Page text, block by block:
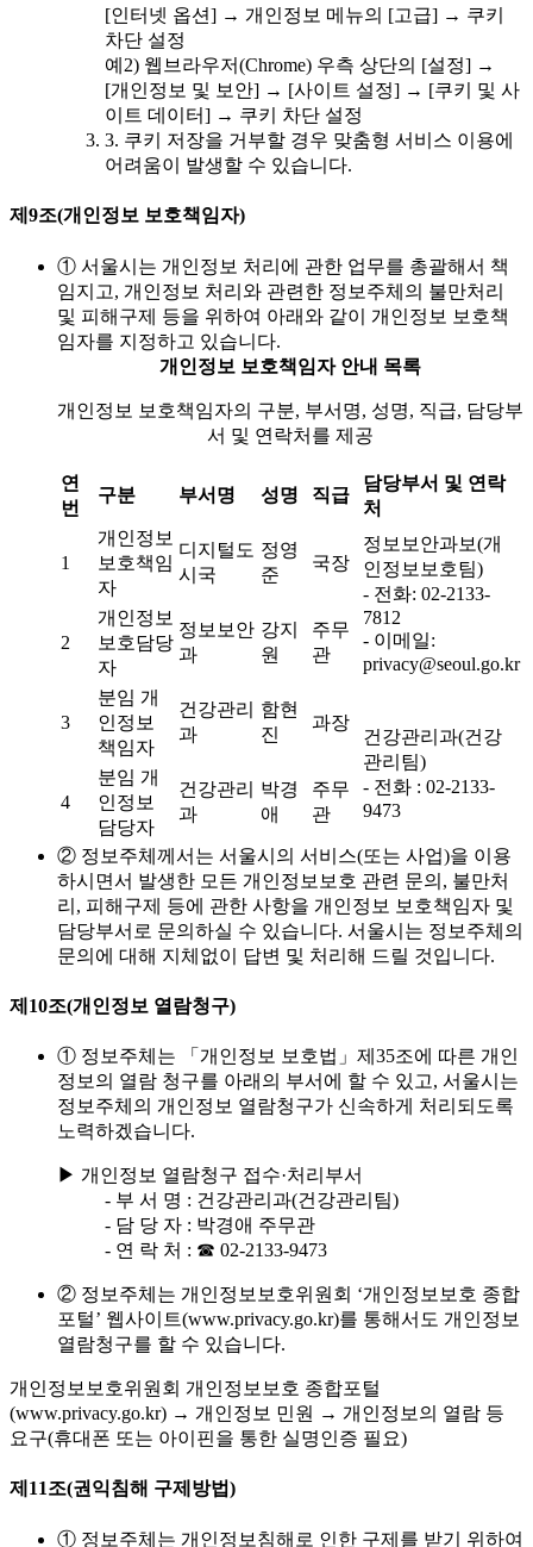
[인터넷 옵션] → 개인정보 메뉴의 [고급] → 쿠키
차단 설정
예2) 웹브라우저(Chrome) 우측 상단의 [설정] →
[개인정보 및 보안] → [사이트 설정] → [쿠키 및 사
이트 데이터] → 쿠키 차단 설정
3. 쿠키 저장을 거부할 경우 맞춤형 서비스 이용에
어려움이 발생할 수 있습니다.
제9조(개인정보 보호책임자)
① 서울시는 개인정보 처리에 관한 업무를 총괄해서 책
임지고, 개인정보 처리와 관련한 정보주체의 불만처리
및 피해구제 등을 위하여 아래와 같이 개인정보 보호책
임자를 지정하고 있습니다.
개인정보 보호책임자 안내 목록
개인정보 보호책임자의 구분, 부서명, 성명, 직급, 담당부
서 및 연락처를 제공
연
번
구분 부서명 성명 직급
담당부서 및 연락
처
1
개인정보
보호책임
자
디지털도
시국
정영
준
국장
정보보안과보(개
인정보보호팀)
- 전화: 02-2133-
7812
- 이메일:
privacy@seoul.go.kr
2
개인정보
보호담당
자
정보보안
과
강지
원
주무
관
3
분임 개
인정보
책임자
건강관리
과
함현
진
과장
건강관리과(건강
관리팀)
- 전화 : 02-2133-
9473
4
분임 개
인정보
담당자
건강관리
과
박경
애
주무
관
② 정보주체께서는 서울시의 서비스(또는 사업)을 이용
하시면서 발생한 모든 개인정보보호 관련 문의, 불만처
리, 피해구제 등에 관한 사항을 개인정보 보호책임자 및
담당부서로 문의하실 수 있습니다. 서울시는 정보주체의
문의에 대해 지체없이 답변 및 처리해 드릴 것입니다.
제10조(개인정보 열람청구)
① 정보주체는 「개인정보 보호법」제35조에 따른 개인
정보의 열람 청구를 아래의 부서에 할 수 있고, 서울시는
정보주체의 개인정보 열람청구가 신속하게 처리되도록
노력하겠습니다.
▶ 개인정보 열람청구 접수·처리부서
- 부 서 명 : 건강관리과(건강관리팀)
- 담 당 자 : 박경애 주무관
- 연 락 처 : ☎ 02-2133-9473
② 정보주체는 개인정보보호위원회 ‘개인정보보호 종합
포털’ 웹사이트(www.privacy.go.kr)를 통해서도 개인정보
열람청구를 할 수 있습니다.
개인정보보호위원회 개인정보보호 종합포털
(www.privacy.go.kr) → 개인정보 민원 → 개인정보의 열람 등
요구(휴대폰 또는 아이핀을 통한 실명인증 필요)
제11조(권익침해 구제방법)
① 정보주체는 개인정보침해로 인한 구제를 받기 위하여